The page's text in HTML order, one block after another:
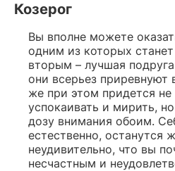
Козерог
Вы вполне можете
одним из которых
вторым – лучшая
они всерьез приревнуют
же при этом придется не
успокаивать и мирить,
дозу внимания обоим.
естественно, останутся
неудивительно, что вы
несчастным и